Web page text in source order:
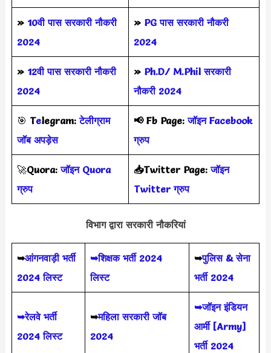
» 10वी पास सरकारी नौकरी
2024
» PG पास सरकारी नौकरी
2024
» 12वी पास सरकारी नौकरी
2024
» Ph.D/ M.Phil सरकारी
नौकरी 2024
🎯 Telegram: टेलीग्राम
जॉब अपड़ेस
📢 Fb Page:जॉइन Facebook
ग्रुप
🚀Quora:जॉइन Quora
ग्रुप
📥Twitter Page:जॉइन
Twitter ग्रुप
विभाग द्वारा सरकारी नौकरियां
➥आंगनवाड़ी भर्ती
2024 लिस्ट
➥शिक्षक भर्ती 2024
लिस्ट
➥पुलिस & सेना
भर्ती 2024
➥रेलवे भर्ती
2024 लिस्ट
➥महिला सरकारी जॉब
2024
➥जॉइन इंडियन
आर्मी [Army]
भर्ती 2024